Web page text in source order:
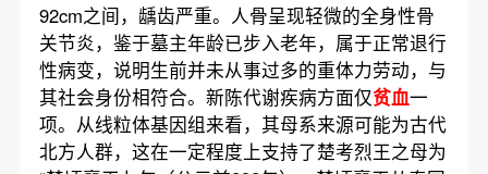
92cm之间，龋齿严重。人骨呈现轻微的全身性骨
关节炎，鉴于墓主年龄已步入老年，属于正常退行
性病变，说明生前并未从事过多的重体力劳动，与
其社会身份相符合。新陈代谢疾病方面仅贫血一
项。从线粒体基因组来看，其母系来源可能为古代
北方人群，这在一定程度上支持了楚考烈王之母为